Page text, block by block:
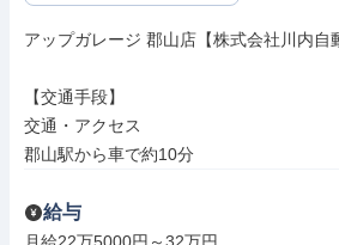
アップガレージ 郡山店【株式会社川内自
【交通手段】
交通・アクセス
郡山駅から車で約10分
給与